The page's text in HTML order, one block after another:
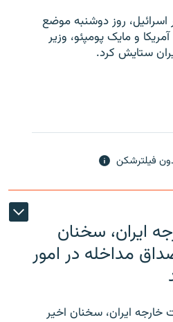
اسرائیل، روز دوشنبه موضع
و مایک پومپئو، وزیر
ستایش کرد.
فیلترشکن
ایران، سخنان
مداخله در امور
ایران، سخنان اخیر